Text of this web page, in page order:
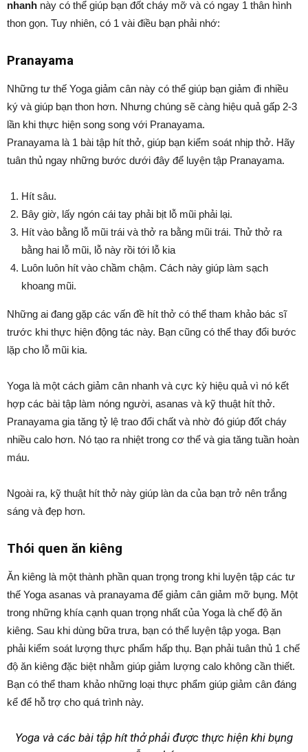
nhanh này có thể giúp bạn đốt cháy mỡ và có ngay 1 thân hình
thon gọn. Tuy nhiên, có 1 vài điều bạn phải nhớ:
Pranayama
Những tư thế Yoga giảm cân này có thể giúp bạn giảm đi nhiều
ký và giúp bạn thon hơn. Nhưng chúng sẽ càng hiệu quả gấp 2-3
lần khi thực hiện song song với Pranayama.
Pranayama là 1 bài tập hít thở, giúp bạn kiểm soát nhịp thở. Hãy
tuân thủ ngay những bước dưới đây để luyện tập Pranayama.
Hít sâu.
Bây giờ, lấy ngón cái tay phải bịt lỗ mũi phải lại.
Hít vào bằng lỗ mũi trái và thở ra bằng mũi trái. Thử thở ra
bằng hai lỗ mũi, lỗ này rồi tới lỗ kia
Luôn luôn hít vào chầm chậm. Cách này giúp làm sạch
khoang mũi.
Những ai đang gặp các vấn đề hít thở có thể tham khảo bác sĩ
trước khi thực hiện động tác này. Bạn cũng có thể thay đổi bước
lặp cho lỗ mũi kia.
Yoga là một cách giảm cân nhanh và cực kỳ hiệu quả vì nó kết
hợp các bài tập làm nóng người, asanas và kỹ thuật hít thở.
Pranayama gia tăng tỷ lệ trao đổi chất và nhờ đó giúp đốt cháy
nhiều calo hơn. Nó tạo ra nhiệt trong cơ thể và gia tăng tuần hoàn
máu.
Ngoài ra, kỹ thuật hít thở này giúp làn da của bạn trở nên trắng
sáng và đẹp hơn.
Thói quen ăn kiêng
Ăn kiêng là một thành phần quan trọng trong khi luyện tập các tư
thế Yoga asanas và pranayama để giảm cân giảm mỡ bụng. Một
trong những khía cạnh quan trọng nhất của Yoga là chế độ ăn
kiêng. Sau khi dùng bữa trưa, bạn có thể luyện tập yoga. Bạn
phải kiểm soát lượng thực phẩm hấp thụ. Bạn phải tuân thủ 1 chế
độ ăn kiêng đặc biệt nhằm giúp giảm lượng calo không cần thiết.
Bạn có thể tham khảo những loại thực phẩm giúp giảm cân đáng
kể để hỗ trợ cho quá trình này.
Yoga và các bài tập hít thở phải được thực hiện khi bụng